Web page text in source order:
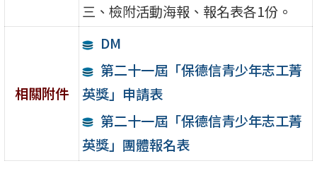
三、檢附活動海報、報名表各1份。
相關附件
DM
第二十一屆「保德信青少年志工菁
英獎」申請表
第二十一屆「保德信青少年志工菁
英獎」團體報名表